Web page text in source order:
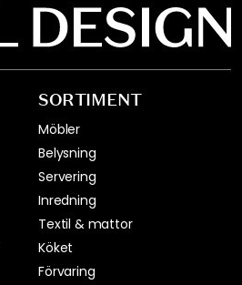
SORTIMENT
Möbler
Belysning
Servering
Inredning
Textil & mattor
Köket
Förvaring